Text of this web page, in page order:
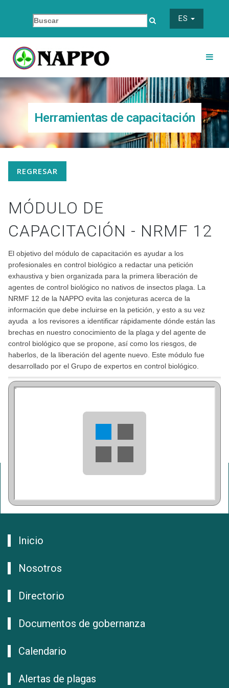
ES
Herramientas de capacitación
REGRESAR
MÓDULO DE
CAPACITACIÓN - NRMF 12
El objetivo del módulo de capacitación es ayudar a los
profesionales en control biológico a redactar una petición
exhaustiva y bien organizada para la primera liberación de
agentes de control biológico no nativos de insectos plaga. La
NRMF 12 de la NAPPO evita las conjeturas acerca de la
información que debe incluirse en la petición, y esto a su vez
ayuda a los revisores a identificar rápidamente dónde están las
brechas en nuestro conocimiento de la plaga y del agente de
control biológico que se propone, así como los riesgos, de
haberlos, de la liberación del agente nuevo. Este módulo fue
desarrollado por el Grupo de expertos en control biológico.
Inicio
Nosotros
Directorio
Documentos de gobernanza
Calendario
Alertas de plagas